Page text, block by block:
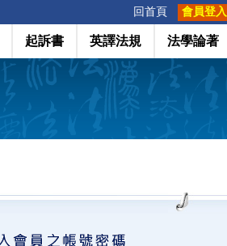
回首頁 會員登入
起訴書 英譯法規 法學論著